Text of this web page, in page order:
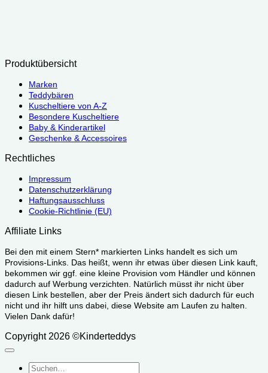
Produktübersicht
Marken
Teddybären
Kuscheltiere von A-Z
Besondere Kuscheltiere
Baby & Kinderartikel
Geschenke & Accessoires
Rechtliches
Impressum
Datenschutzerklärung
Haftungsausschluss
Cookie-Richtlinie (EU)
Affiliate Links
Bei den mit einem Stern* markierten Links handelt es sich um
Provisions-Links. Das heißt, wenn ihr etwas über diesen Link kauft,
bekommen wir ggf. eine kleine Provision vom Händler und können
dadurch auf Werbung verzichten. Natürlich müsst ihr nicht über
diesen Link bestellen, aber der Preis ändert sich dadurch für euch
nicht und ihr hilft uns dabei, diese Website am Laufen zu halten.
Vielen Dank dafür!
Copyright 2026 ©Kinderteddys
Suchen